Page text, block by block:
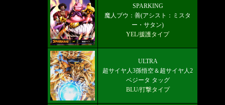
8周年フェスドラゴンボール探索QRコ
ード交換(いでよ神龍)掲示板＆フレン
ド募集
SPARKING
魔人ブウ：善(アシスト：ミスタ
ー・サタン)
YEL/援護タイプ
ULTRA
超サイヤ人3孫悟空＆超サイヤ人2
ベジータ タッグ
BLU/打撃タイプ